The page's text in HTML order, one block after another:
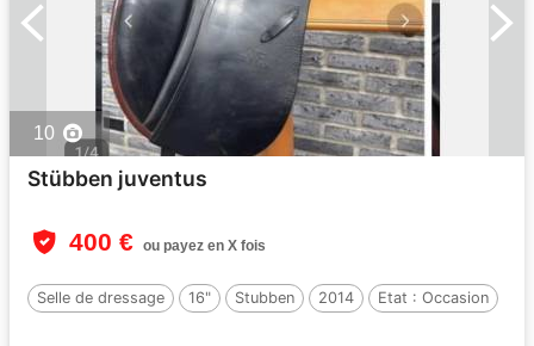
10
Stübben juventus
400 € ou payez en X fois
Selle de dressage 16" Stubben 2014 Etat : Occasion